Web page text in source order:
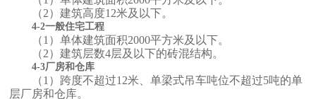
（2）建筑高度12米及以下。
4-2一般住宅工程
（1）单体建筑面积2000平方米及以下。
（2）建筑层数4层及以下的砖混结构。
4-3厂房和仓库
（1）跨度不超过12米、单梁式吊车吨位不超过5吨的单
层厂房和仓库。